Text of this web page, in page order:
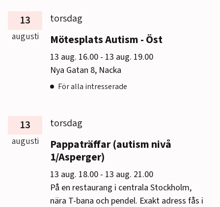
13
augusti
torsdag
Mötesplats Autism - Öst
13 aug. 16.00 till
- 13 aug. 19.00
Nya Gatan 8, Nacka
För alla intresserade
13
augusti
torsdag
Pappaträffar (autism nivå
1/Asperger)
13 aug. 18.00 till
- 13 aug. 21.00
På en restaurang i centrala Stockholm,
nära T-bana och pendel. Exakt adress fås i